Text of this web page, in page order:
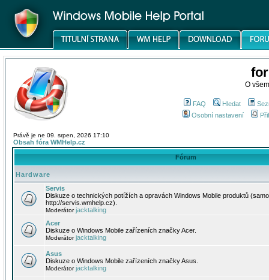
O
FAQ Hledat
Osobní nastavení
Právě je ne 09. srpen, 2026 17:10
Obsah fóra WMHelp.cz
Fórum
Hardware
Servis
Diskuze o technických potížích a opravách Windows Mobile produktů
http://servis.wmhelp.cz).
Moderátorjacktalking
Acer
Diskuze o Windows Mobile zařízeních značky Acer.
Moderátorjacktalking
Asus
Diskuze o Windows Mobile zařízeních značky Asus.
Moderátorjacktalking